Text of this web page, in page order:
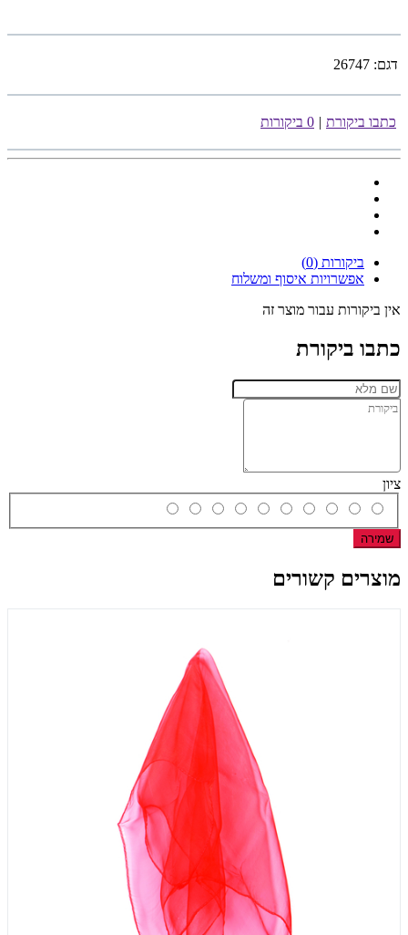
דגם: 26747
כתבו ביקורת | 0 ביקורות
ביקורות (0)
אפשרויות איסוף ומשלוח
אין ביקורות עבור מוצר זה
כתבו ביקורת
ציון
שמירה
מוצרים קשורים